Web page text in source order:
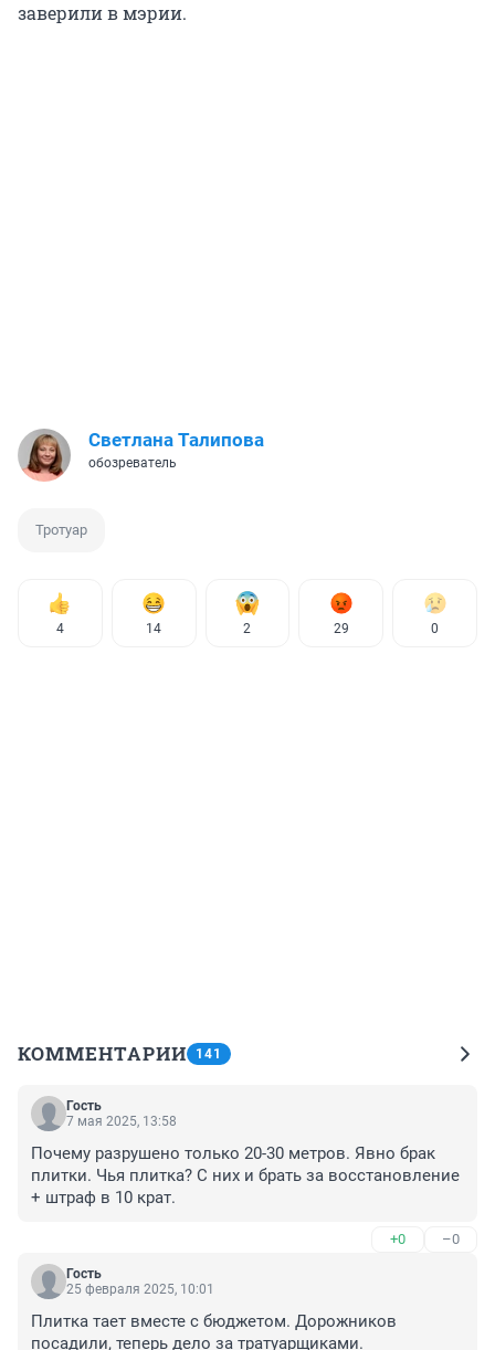
заверили в мэрии.
Светлана Талипова
обозреватель
Тротуар
4 14 2 29 0
КОММЕНТАРИИ 141
Гость
7 мая 2025, 13:58
Почему разрушено только 20-30 метров. Явно брак
плитки. Чья плитка? С них и брать за восстановление
+ штраф в 10 крат.
+0 –0
Гость
25 февраля 2025, 10:01
Плитка тает вместе с бюджетом. Дорожников
посадили, теперь дело за тратуарщиками.